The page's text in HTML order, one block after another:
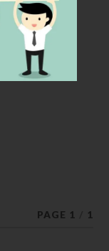
PAGE 1 1